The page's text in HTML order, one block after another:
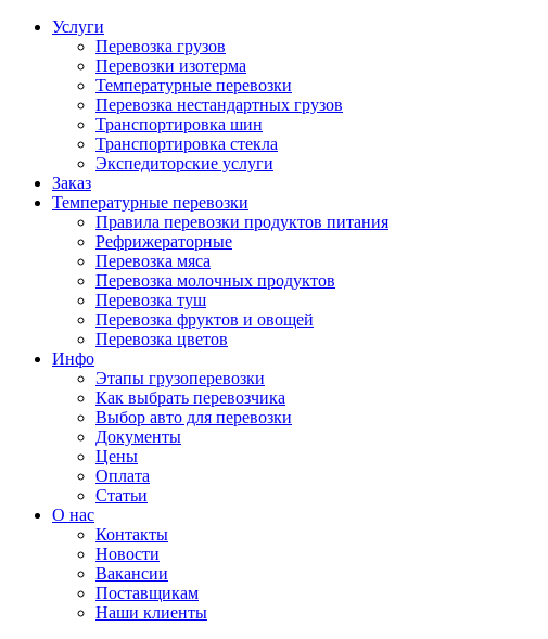
Услуги
Перевозка грузов
Перевозки изотерма
Температурные перевозки
Перевозка нестандартных грузов
Транспортировка шин
Транспортировка стекла
Экспедиторские услуги
Заказ
Температурные перевозки
Правила перевозки продуктов питания
Рефрижераторные
Перевозка мяса
Перевозка молочных продуктов
Перевозка туш
Перевозка фруктов и овощей
Перевозка цветов
Инфо
Этапы грузоперевозки
Как выбрать перевозчика
Выбор авто для перевозки
Документы
Цены
Оплата
Статьи
О нас
Контакты
Новости
Вакансии
Поставщикам
Наши клиенты